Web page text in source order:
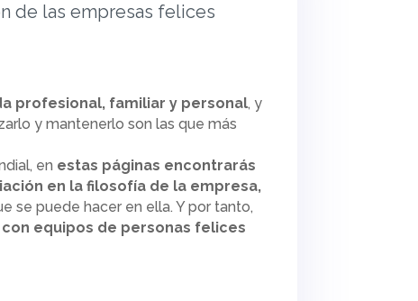
de las empresas felices
profesional, familiar y personal, y
y mantenerlo son las que más
en estas páginas encontrarás
en la filosofía de la empresa,
se puede hacer en ella. Y por tanto,
equipos de personas felices